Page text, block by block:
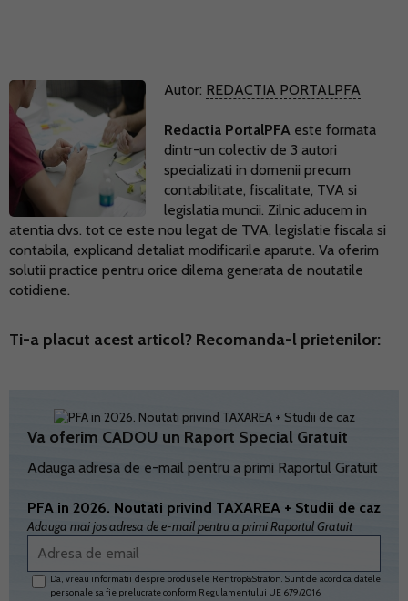
Autor: REDACTIA PORTALPFA
Redactia PortalPFA este formata
dintr-un colectiv de 3 autori
specializati in domenii precum
contabilitate, fiscalitate, TVA si
legislatia muncii. Zilnic aducem in
atentia dvs. tot ce este nou legat de TVA, legislatie fiscala si
contabila, explicand detaliat modificarile aparute. Va oferim
solutii practice pentru orice dilema generata de noutatile
cotidiene.
Ti-a placut acest articol? Recomanda-l prietenilor:
Va oferim CADOU un Raport Special Gratuit
Adauga adresa de e-mail pentru a primi Raportul Gratuit
PFA in 2026. Noutati privind TAXAREA + Studii de caz
Adauga mai jos adresa de e-mail pentru a primi Raportul Gratuit
Da, vreau informatii despre produsele Rentrop&Straton. Sunt de acord ca datele
personale sa fie prelucrate conform Regulamentului UE 679/2016